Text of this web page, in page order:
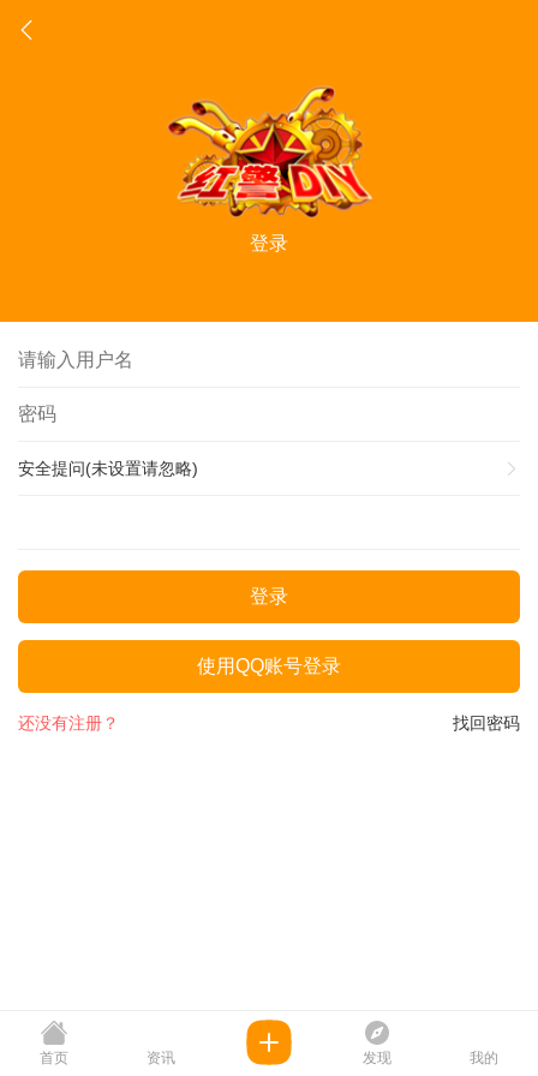
登录
安全提问(未设置请忽略)
登录
使用QQ账号登录
找回密码
还没有注册？
首页 资讯 发现 我的